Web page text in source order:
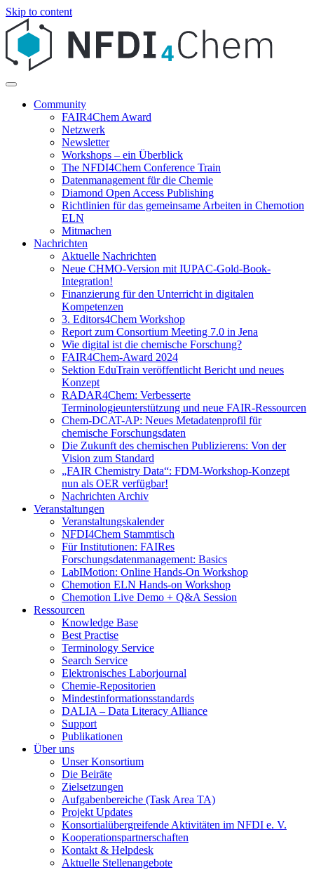
Skip to content
Community
FAIR4Chem Award
Netzwerk
Newsletter
Workshops – ein Überblick
The NFDI4Chem Conference Train
Datenmanagement für die Chemie
Diamond Open Access Publishing
Richtlinien für das gemeinsame Arbeiten in Chemotion
ELN
Mitmachen
Nachrichten
Aktuelle Nachrichten
Neue CHMO-Version mit IUPAC-Gold-Book-
Integration!
Finanzierung für den Unterricht in digitalen
Kompetenzen
3. Editors4Chem Workshop
Report zum Consortium Meeting 7.0 in Jena
Wie digital ist die chemische Forschung?
FAIR4Chem-Award 2024
Sektion EduTrain veröffentlicht Bericht und neues
Konzept
RADAR4Chem: Verbesserte
Terminologieunterstützung und neue FAIR-Ressourcen
Chem-DCAT-AP: Neues Metadatenprofil für
chemische Forschungsdaten
Die Zukunft des chemischen Publizierens: Von der
Vision zum Standard
„FAIR Chemistry Data“: FDM-Workshop-Konzept
nun als OER verfügbar!
Nachrichten Archiv
Veranstaltungen
Veranstaltungskalender
NFDI4Chem Stammtisch
Für Institutionen: FAIRes
Forschungsdatenmanagement: Basics
LabIMotion: Online Hands-On Workshop
Chemotion ELN Hands-on Workshop
Chemotion Live Demo + Q&A Session
Ressourcen
Knowledge Base
Best Practise
Terminology Service
Search Service
Elektronisches Laborjournal
Chemie-Repositorien
Mindestinformationsstandards
DALIA – Data Literacy Alliance
Support
Publikationen
Über uns
Unser Konsortium
Die Beiräte
Zielsetzungen
Aufgabenbereiche (Task Area TA)
Projekt Updates
Konsortialübergreifende Aktivitäten im NFDI e. V.
Kooperationspartnerschaften
Kontakt & Helpdesk
Aktuelle Stellenangebote